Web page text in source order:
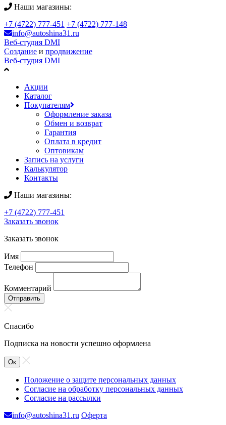
Наши магазины:
+7 (4722) 777-451 +7 (4722) 777-148
info@autoshina31.ru
Веб-студия DMI
Создание и продвижение
Веб-студия DMI
Акции
Каталог
Покупателям
Оформление заказа
Обмен и возврат
Гарантия
Оплата в кредит
Оптовикам
Запись на услуги
Калькулятор
Контакты
Наши магазины:
+7 (4722) 777-451
Заказать звонок
Заказать звонок
Имя
Телефон
Комментарий
Отправить
Спасибо
Подписка на новости успешно оформлена
Ок
Положение о защите персональных данных
Согласие на обработку персональных данных
Согласие на рассылки
info@autoshina31.ru Оферта